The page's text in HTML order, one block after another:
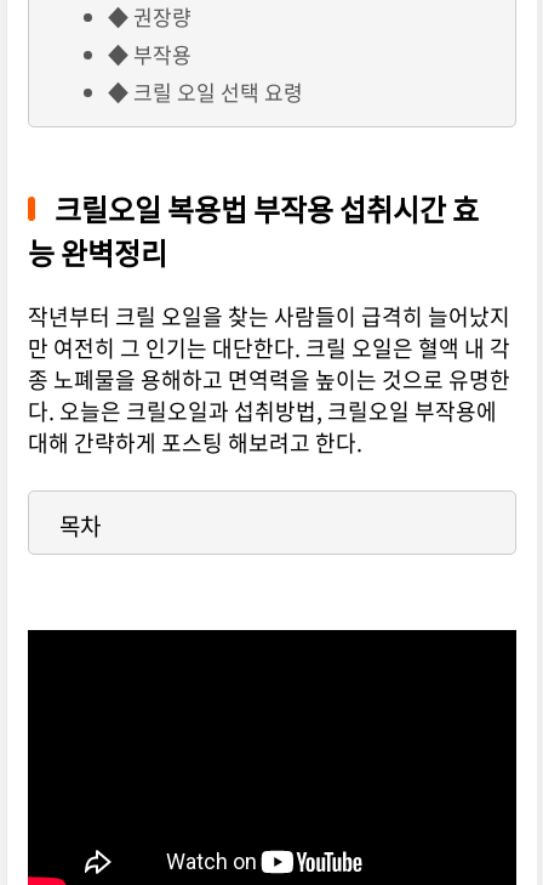
◆ 권장량
◆ 부작용
◆ 크릴 오일 선택 요령
크릴오일 복용법 부작용 섭취시간 효
능 완벽정리
작년부터 크릴 오일을 찾는 사람들이 급격히 늘어났지
만 여전히 그 인기는 대단한다. 크릴 오일은 혈액 내 각
종 노폐물을 용해하고 면역력을 높이는 것으로 유명한
다. 오늘은 크릴오일과 섭취방법, 크릴오일 부작용에
대해 간략하게 포스팅 해보려고 한다.
목차